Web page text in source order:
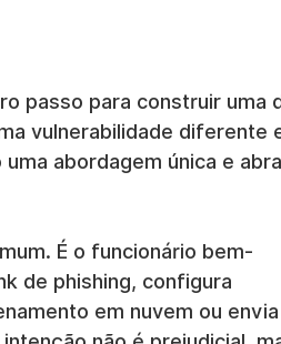
passo para construir uma
vulnerabilidade diferente
abordagem única e
É o funcionário bem-
de phishing, configura
em nuvem ou envia